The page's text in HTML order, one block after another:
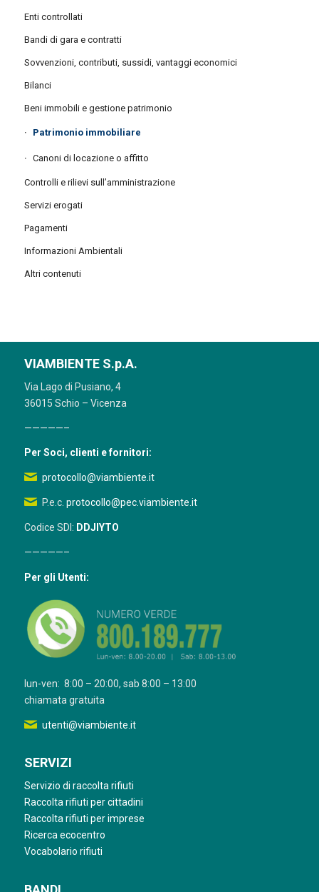
Enti controllati
Bandi di gara e contratti
Sovvenzioni, contributi, sussidi, vantaggi economici
Bilanci
Beni immobili e gestione patrimonio
Patrimonio immobiliare
Canoni di locazione o affitto
Controlli e rilievi sull’amministrazione
Servizi erogati
Pagamenti
Informazioni Ambientali
Altri contenuti
VIAMBIENTE S.p.A.
Via Lago di Pusiano, 4
36015 Schio – Vicenza
—————–
Per Soci, clienti e fornitori:
protocollo@viambiente.it
P.e.c. protocollo@pec.viambiente.it
Codice SDI: DDJIYTO
—————–
Per gli Utenti:
lun-ven: 8:00 – 20:00, sab 8:00 – 13:00
chiamata gratuita
utenti@viambiente.it
SERVIZI
Servizio di raccolta rifiuti
Raccolta rifiuti per cittadini
Raccolta rifiuti per imprese
Ricerca ecocentro
Vocabolario rifiuti